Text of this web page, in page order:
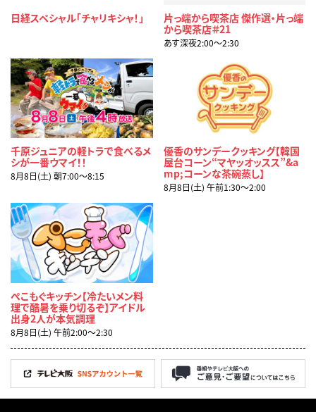
日経スペシャル「チャリキシャ！」
片っ端から喫茶店 傑作選・片っ端
から喫茶店＃21
あす深夜2:00〜2:30
千原ジュニアの軽トラで食べるメ
シが一番ウマイ！！
8月8日(土) 朝7:00〜8:15
優香のサンデークッキング【韓国
屋台コーン“マヤッオッスス”&a
mp;コーンな茶碗蒸し】
8月8日(土) 午前1:30〜2:00
ぺこもぐキッチン【冷たいメン料
理で酷暑を乗り切るぞ】アイドル
出身2人が本気調理
8月8日(土) 午前2:00〜2:30